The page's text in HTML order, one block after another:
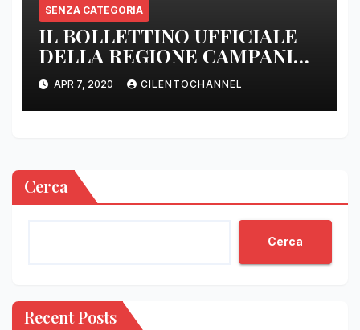
SENZA CATEGORIA
IL BOLLETTINO UFFICIALE
DELLA REGIONE CAMPANIA
DELLE ORE 22.00
APR 7, 2020 CILENTOCHANNEL
Cerca
Cerca
Recent Posts